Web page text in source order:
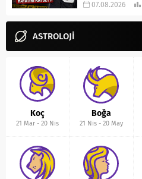
07.08.2026
ASTROLOJİ
Koç
21 Mar -20 Nis
Boğa
21 Nis- 20 May